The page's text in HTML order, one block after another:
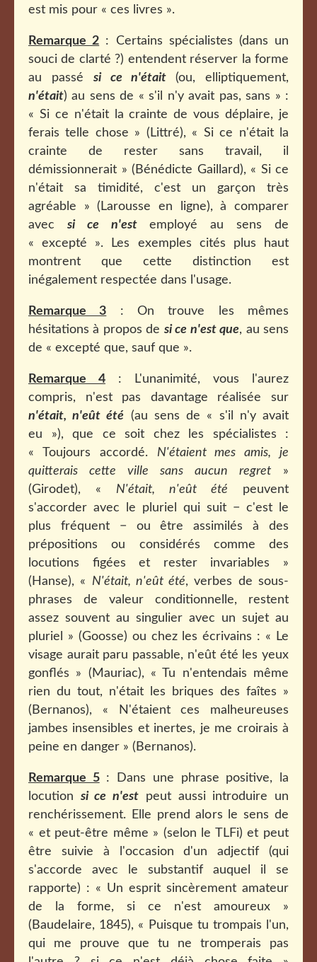
est mis pour « ces livres ».
Remarque 2 : Certains spécialistes (dans un
souci de clarté ?) entendent réserver la forme
au passé si ce n'était(ou, elliptiquement,
n'était) au sens de « s'il n'y avait pas, sans » :
« Si ce n'était la crainte de vous déplaire, je
ferais telle chose » (Littré), « Si ce n'était la
crainte de rester sans travail, il
démissionnerait » (Bénédicte Gaillard), « Si ce
n'était sa timidité, c'est un garçon très
agréable » (Larousse en ligne), à comparer
avec si ce n'est employé au sens de
« excepté ». Les exemples cités plus haut
montrent que cette distinction est
inégalement respectée dans l'usage.
Remarque 3 : On trouve les mêmes
hésitations à propos de si ce n'est que, au sens
de « excepté que, sauf que ».
Remarque 4 : L'unanimité, vous l'aurez
compris, n'est pas davantage réalisée sur
n'était, n'eût été (au sens de « s'il n'y avait
eu »), que ce soit chez les spécialistes :
« Toujours accordé. N'étaient mes amis, je
quitterais cette ville sans aucun regret »
(Girodet), « N'était, n'eût été peuvent
s'accorder avec le pluriel qui suit − c'est le
plus fréquent − ou être assimilés à des
prépositions ou considérés comme des
locutions figées et rester invariables »
(Hanse), « N'était, n'eût été, verbes de sous-
phrases de valeur conditionnelle, restent
assez souvent au singulier avec un sujet au
pluriel » (Goosse) ou chez les écrivains : « Le
visage aurait paru passable, n'eût été les yeux
gonflés » (Mauriac), « Tu n'entendais même
rien du tout, n'était les briques des faîtes »
(Bernanos), « N'étaient ces malheureuses
jambes insensibles et inertes, je me croirais à
peine en danger » (Bernanos).
Remarque 5: Dans une phrase positive, la
locution si ce n'est peut aussi introduire un
renchérissement. Elle prend alors le sens de
« et peut-être même » (selon le TLFi) et peut
être suivie à l'occasion d'un adjectif (qui
s'accorde avec le substantif auquel il se
rapporte) : « Un esprit sincèrement amateur
de la forme, si ce n'est amoureux »
(Baudelaire, 1845), « Puisque tu trompais l'un,
qui me prouve que tu ne tromperais pas